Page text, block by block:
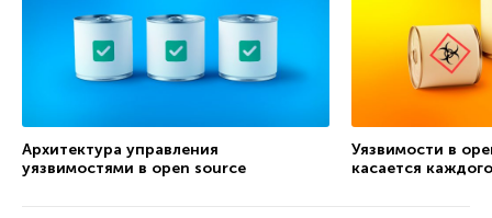
Архитектура управления
уязвимостями в open source
Уязвимости в
касается